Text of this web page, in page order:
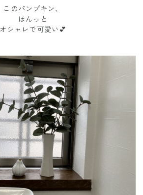
このパンプキン、
ほんっと
オシャレで可愛い💕